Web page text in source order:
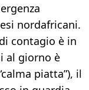
nordafricani.
contagio è in
al giorno è
piatta”), il